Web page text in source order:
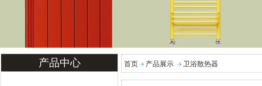
产品中心 首页 产品展示 卫浴散热器